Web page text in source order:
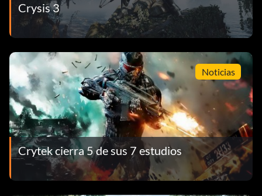
Crysis 3
Noticias
Crytek cierra 5 de sus 7 estudios